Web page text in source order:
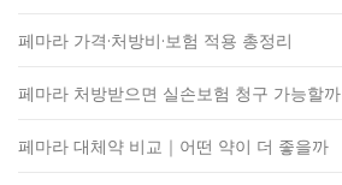
페마라 가격·처방비·보험 적용 총정리
페마라 처방받으면 실손보험 청구 가능할까
페마라 대체약 비교｜어떤 약이 더 좋을까